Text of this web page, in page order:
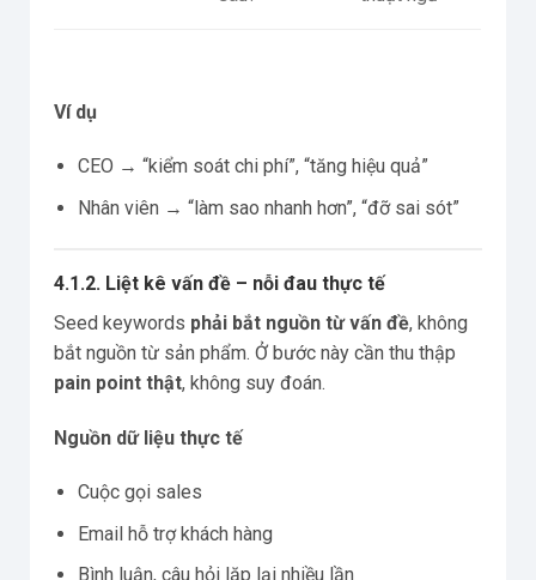
Ví dụ
CEO → “kiểm soát chi phí”, “tăng hiệu quả”
Nhân viên → “làm sao nhanh hơn”, “đỡ sai sót”
4.1.2. Liệt kê vấn đề – nỗi đau thực tế
Seed keywords phải bắt nguồn từ vấn đề, không
bắt nguồn từ sản phẩm. Ở bước này cần thu thập
pain point thật, không suy đoán.
Nguồn dữ liệu thực tế
Cuộc gọi sales
Email hỗ trợ khách hàng
Bình luận, câu hỏi lặp lại nhiều lần